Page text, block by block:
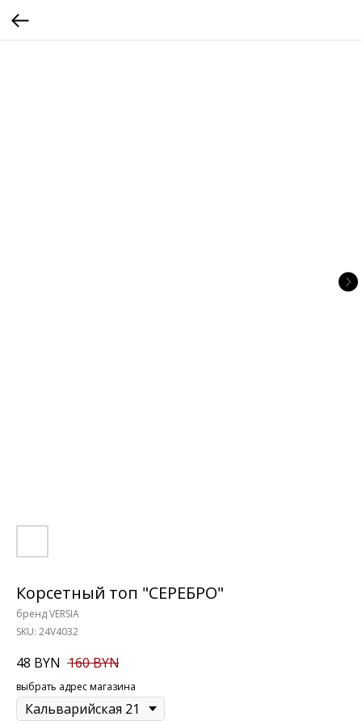
Корсетный топ "СЕРЕБРО"
бренд VERSIA
SKU: 24V4032
48 BYN 160BYN
выбрать адрес магазина